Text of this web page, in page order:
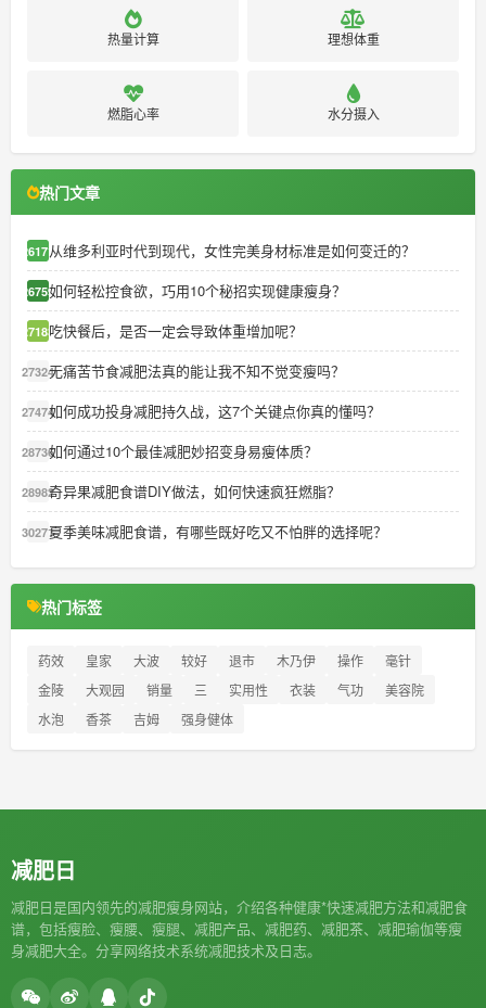
热量计算 理想体重
燃脂心率 水分摄入
热门文章
26171从维多利亚时代到现代，女性完美身材标准是如何变迁的？
26759如何轻松控食欲，巧用10个秘招实现健康瘦身？
27183吃快餐后，是否一定会导致体重增加呢？
27324无痛苦节食减肥法真的能让我不知不觉变瘦吗？
27474如何成功投身减肥持久战，这7个关键点你真的懂吗？
28736如何通过10个最佳减肥妙招变身易瘦体质？
28982奇异果减肥食谱DIY做法，如何快速疯狂燃脂？
30271夏季美味减肥食谱，有哪些既好吃又不怕胖的选择呢？
热门标签
药效 皇家 大波 较好 退市 木乃伊 操作
毫针
金陵
大观园 销量 三 实用性 衣装 气功
美容院
水泡
香茶 吉姆 强身健体
减肥日
减肥日是国内领先的减肥瘦身网站，介绍各种健康*快速减肥方法和减肥食
谱，包括瘦脸、瘦腰、瘦腿、减肥产品、减肥药、减肥茶、减肥瑜伽等瘦
身减肥大全。分享网络技术系统减肥技术及日志。